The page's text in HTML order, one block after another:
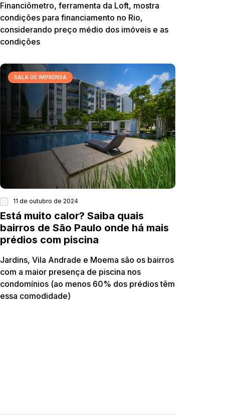
Financiômetro, ferramenta da Loft, mostra
condições para financiamento no Rio,
considerando preço médio dos imóveis e as
condições
SALA DE IMPRENSA
11 de outubro de 2024
Está muito calor? Saiba quais
bairros de São Paulo onde há mais
prédios com piscina
Jardins, Vila Andrade e Moema são os bairros
com a maior presença de piscina nos
condomínios (ao menos 60% dos prédios têm
essa comodidade)